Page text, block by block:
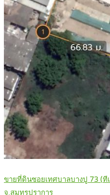
ขายที่ดินซอยเทศบาลบางปู 73 (ที
จ.สมุทรปราการ